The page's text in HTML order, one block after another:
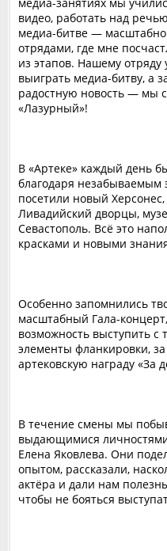
видео, работать над
медиа-битве —
отрядами, где мне
из этапов. Нашему отряду
выиграть медиа-битву, а
радостную новость — мы
«Лазурный»!
В «Артеке» каждый день
благодаря
посетили новый
Ливадийский дворцы,
Севастополь. Всё это
красками и новыми
Особенно запомнились
масштабный Гала-
возможность выступить
элементы фланкировки,
артековскую награду «За
В течение смены мы
выдающимися
Елена Яковлева. Они
опытом, рассказали,
актёра и дали нам
чтобы не бояться